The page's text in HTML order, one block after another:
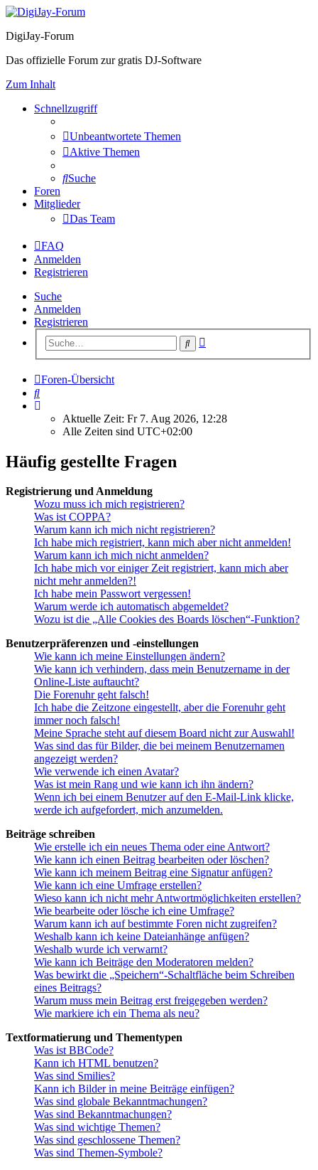
DigiJay-Forum
Das offizielle Forum zur gratis DJ-Software
Zum Inhalt
Schnellzugriff
Unbeantwortete Themen
Aktive Themen
Suche
Foren
Mitglieder
Das Team
FAQ
Anmelden
Registrieren
Suche
Anmelden
Registrieren
Suche
Foren-Übersicht
Suche
Aktuelle Zeit: Fr 7. Aug 2026, 12:28
Alle Zeiten sind UTC+02:00
Häufig gestellte Fragen
Registrierung und Anmeldung
Wozu muss ich mich registrieren?
Was ist COPPA?
Warum kann ich mich nicht registrieren?
Ich habe mich registriert, kann mich aber nicht anmelden!
Warum kann ich mich nicht anmelden?
Ich habe mich vor einiger Zeit registriert, kann mich aber
nicht mehr anmelden?!
Ich habe mein Passwort vergessen!
Warum werde ich automatisch abgemeldet?
Wozu ist die „Alle Cookies des Boards löschen“-Funktion?
Benutzerpräferenzen und -einstellungen
Wie kann ich meine Einstellungen ändern?
Wie kann ich verhindern, dass mein Benutzername in der
Online-Liste auftaucht?
Die Forenuhr geht falsch!
Ich habe die Zeitzone eingestellt, aber die Forenuhr geht
immer noch falsch!
Meine Sprache steht auf diesem Board nicht zur Auswahl!
Was sind das für Bilder, die bei meinem Benutzernamen
angezeigt werden?
Wie verwende ich einen Avatar?
Was ist mein Rang und wie kann ich ihn ändern?
Wenn ich bei einem Benutzer auf den E-Mail-Link klicke,
werde ich aufgefordert, mich anzumelden.
Beiträge schreiben
Wie erstelle ich ein neues Thema oder eine Antwort?
Wie kann ich einen Beitrag bearbeiten oder löschen?
Wie kann ich meinem Beitrag eine Signatur anfügen?
Wie kann ich eine Umfrage erstellen?
Wieso kann ich nicht mehr Antwortmöglichkeiten erstellen?
Wie bearbeite oder lösche ich eine Umfrage?
Warum kann ich auf bestimmte Foren nicht zugreifen?
Weshalb kann ich keine Dateianhänge anfügen?
Weshalb wurde ich verwarnt?
Wie kann ich Beiträge den Moderatoren melden?
Was bewirkt die „Speichern“-Schaltfläche beim Schreiben
eines Beitrags?
Warum muss mein Beitrag erst freigegeben werden?
Wie markiere ich ein Thema als neu?
Textformatierung und Thementypen
Was ist BBCode?
Kann ich HTML benutzen?
Was sind Smilies?
Kann ich Bilder in meine Beiträge einfügen?
Was sind globale Bekanntmachungen?
Was sind Bekanntmachungen?
Was sind wichtige Themen?
Was sind geschlossene Themen?
Was sind Themen-Symbole?